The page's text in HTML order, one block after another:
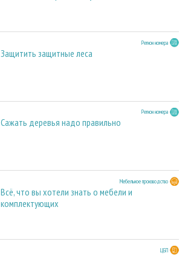
Регион номера
Защитить защитные леса
Регион номера
Сажать деревья надо правильно
Мебельное производство
Всё, что вы хотели знать о мебели и
комплектующих
ЦБП